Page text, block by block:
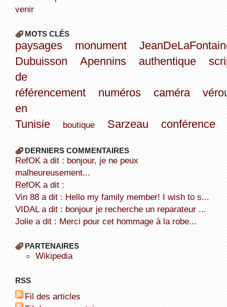
venir
MOTS CLÉS
paysages monument
Dubuisson
Apennins authentique
de
référencement
numéros caméra
en
Tunisie
boutique Sarzeau conférence
DERNIERS COMMENTAIRES
refOK a dit : bonjour, je ne peux
malheureusement...
refOK a dit :
Vin 88 a dit : Hello my family member! I wish to s...
VIDAL a dit : bonjour je recherche un reparateur ...
Jolie a dit : Merci pour cet hommage à la robe...
PARTENAIRES
wikipedia
RSS
Fil des articles